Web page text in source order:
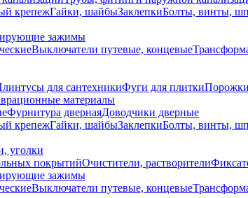
крепежГайки, шайбыЗаклепкиБолты, винты,
зажимы
Выключатели путевые, концевые
для сантехникиФуги для плитки
материалы
Фурнитура двернаяДоводчики дверные
крепежГайки, шайбыЗаклепкиБолты, винты,
уголки
покрытийОчистители, растворители
зажимы
Выключатели путевые, концевые